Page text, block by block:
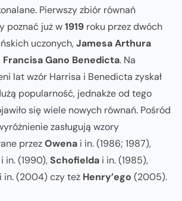
Pierwszy zbiór równań
poznać już w1919 roku przez dwóch
uczonych,Jamesa Arthura
Francisa Gano Benedicta. Na
lat wzór Harrisa i Benedicta zyskał
popularność, jednakże od tego
się wiele nowych równań. Pośród
zasługują wzory
przezOwena i in. (1986; 1987),
i in. (1990),Schofielda i in. (1985),
i in. (2004) czy też Henry’ego (2005).